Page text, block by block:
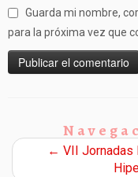
Guarda mi nombre,
para la próxima vez que
← VII Jornadas